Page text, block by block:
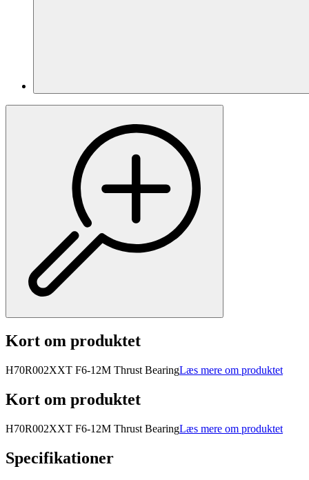
Kort om produktet
H70R002XXT F6-12M Thrust BearingLæs mere om produktet
Kort om produktet
H70R002XXT F6-12M Thrust BearingLæs mere om produktet
Specifikationer